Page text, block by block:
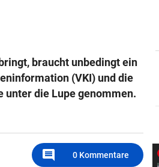
braucht unbedingt ein
(VKI) und die
unter die Lupe genommen.
comment 0 Kommentare